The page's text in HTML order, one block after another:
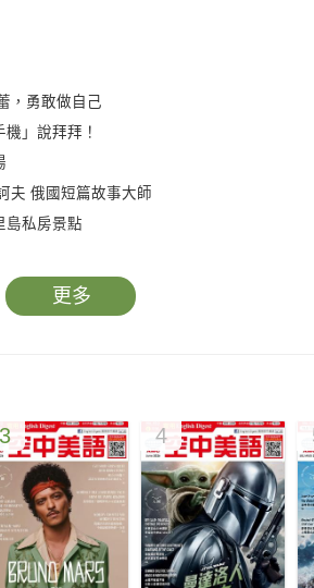
，勇敢做自己
」說拜拜！
夫 俄國短篇故事大師
島私房景點
度發展的代價
樂中心 / 運動育樂中心英語
房地產第二季
和建議
德難題
》/《仙履奇緣》/《分歧者2：叛亂者》
更多
3 4